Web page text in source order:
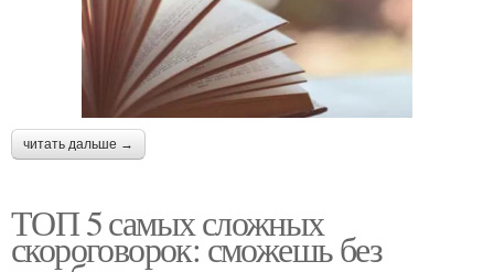
читать дальше →
ТОП 5 самых сложных
скороговорок: сможешь без